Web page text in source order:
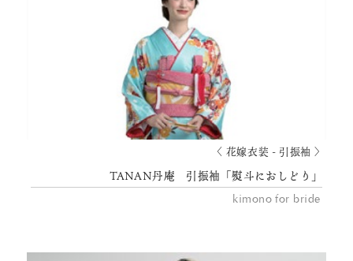
〈 花嫁衣装 - 引振袖 〉
TANAN丹庵 引振袖「熨斗におしどり」
kimono for bride